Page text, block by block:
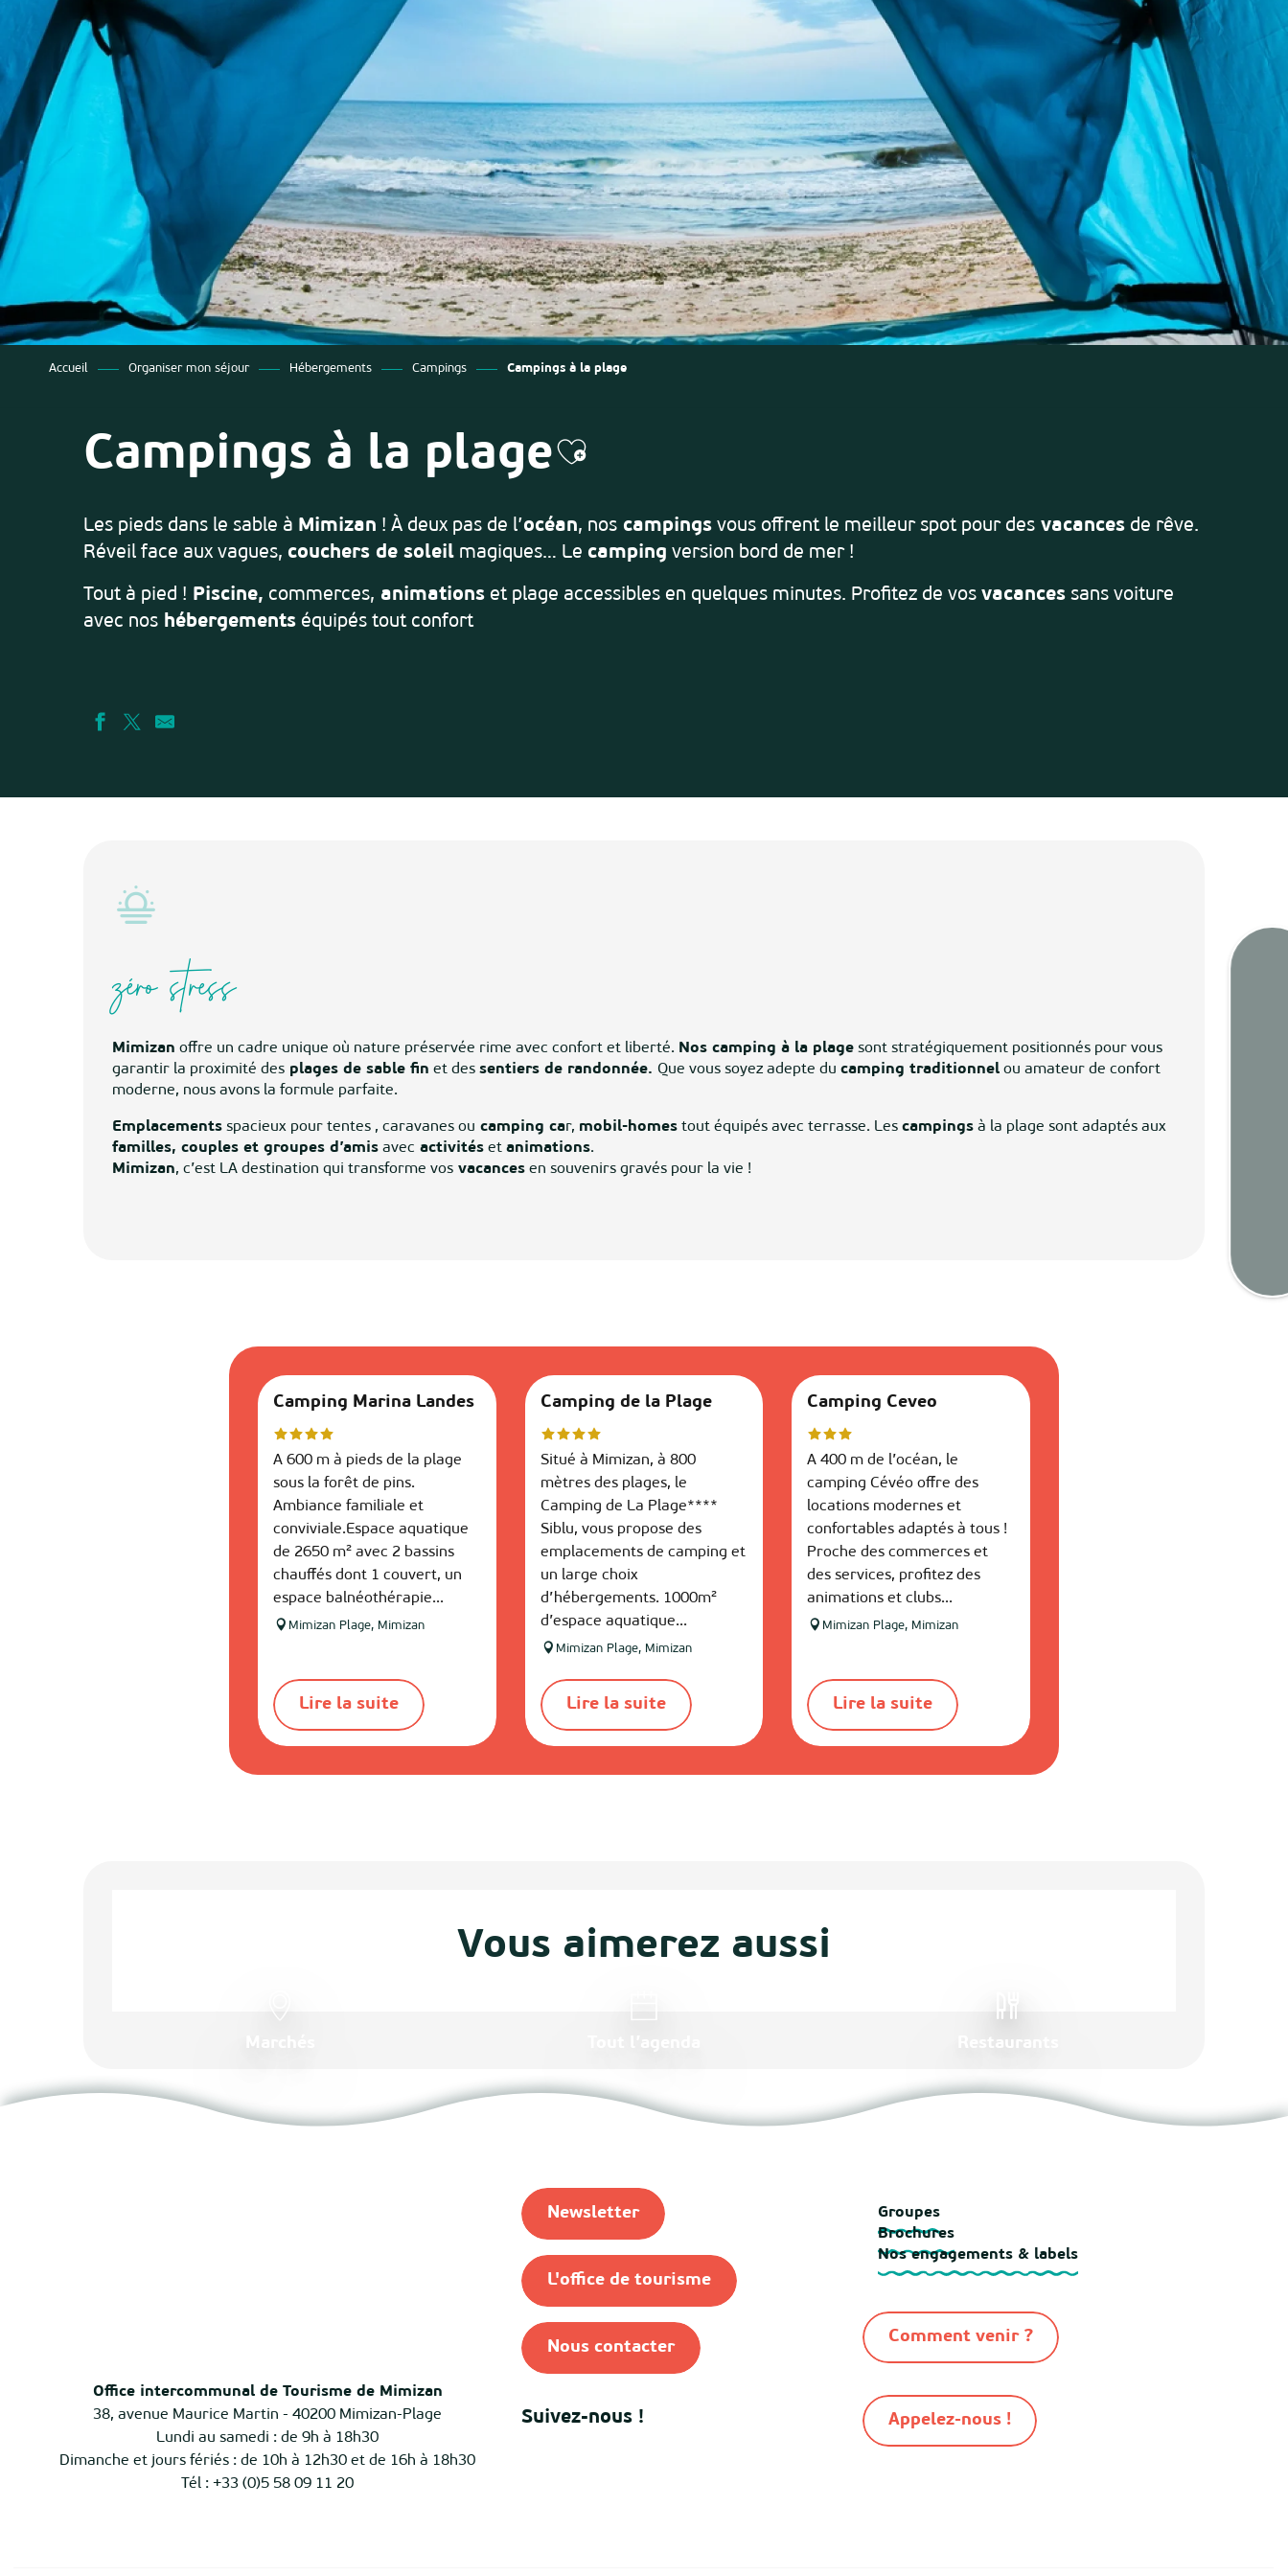
Accueil Organiser mon séjour Hébergements Campings Campings à la plage
Campings à la plageAjouter aux favoris
Les pieds dans le sable à Mimizan ! À deux pas de l’océan, nos campings vous offrent le meilleur spot pour des vacances de rêve.
Réveil face aux vagues, couchers de soleil magiques… Le camping version bord de mer !
Tout à pied ! Piscine, commerces, animations et plage accessibles en quelques minutes. Profitez de vos vacances sans voiture
avec nos hébergements équipés tout confort
zéro stress
Mimizan offre un cadre unique où nature préservée rime avec confort et liberté. Nos camping à la plage sont stratégiquement positionnés pour vous
garantir la proximité des plages de sable fin et des sentiers de randonnée. Que vous soyez adepte du camping traditionnel ou amateur de confort
moderne, nous avons la formule parfaite.
Emplacements spacieux pour tentes , caravanes ou camping car, mobil-homes tout équipés avec terrasse. Les campings à la plage sont adaptés aux
familles, couples et groupes d’amis avec activités et animations.
Mimizan, c’est LA destination qui transforme vos vacances en souvenirs gravés pour la vie !
Camping Marina Landes
A 600 m à pieds de la plage
sous la forêt de pins.
Ambiance familiale et
conviviale.Espace aquatique
de 2650 m² avec 2 bassins
chauffés dont 1 couvert, un
espace balnéothérapie...
Mimizan Plage, Mimizan
Lire la suite
Camping de la Plage
Situé à Mimizan, à 800
mètres des plages, le
Camping de La Plage****
Siblu, vous propose des
emplacements de camping et
un large choix
d’hébergements. 1000m²
d’espace aquatique...
Mimizan Plage, Mimizan
Lire la suite
Camping Ceveo
A 400 m de l’océan, le
camping Cévéo offre des
locations modernes et
confortables adaptés à tous !
Proche des commerces et
des services, profitez des
animations et clubs...
Mimizan Plage, Mimizan
Lire la suite
Vous aimerez aussi
Restaurants
Office intercommunal de Tourisme de Mimizan
38, avenue Maurice Martin - 40200 Mimizan-Plage
Lundi au samedi : de 9h à 18h30
Dimanche et jours fériés : de 10h à 12h30 et de 16h à 18h30
Tél : +33 (0)5 58 09 11 20
Newsletter
L'office de tourisme
Nous contacter
Suivez-nous !
Groupes
Brochures
Nos engagements & labels
Comment venir ?
Appelez-nous !